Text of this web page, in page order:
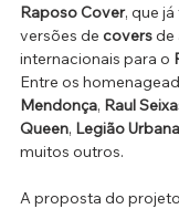
Raposo Cover, que
versões de covers de
internacionais para o
Entre os
Mendonça, Raul
Queen, Legião Urbana
muitos outros.
A proposta do